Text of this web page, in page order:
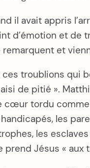
il avait appris
d’émotion et
et
troublions qui
de pitié ».
cœur tordu
les
les
prend Jésus «